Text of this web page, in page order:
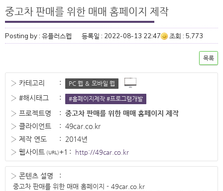
중고차 판매를 위한 매매 홈페이지 제작
Posting by : 유플러스웹 등록일 : 2022-08-13 22:47 조회 : 5,773
목록
› 카테고리 : PC 웹 ＆ 모바일 웹
› #해시태그 : #홈페이지제작 #프로그램개발
› 프로젝트명 : 중고차 판매를 위한 매매 홈페이지 제작
› 클라이언트
: 49car.co.kr
› 제작 연도
:
2014년
› 웹사이트 (URL)+1 : http://49car.co.kr
› 콘텐츠 설명 :
중고차 판매를 위한 매매 홈페이지 - 49car.co.kr